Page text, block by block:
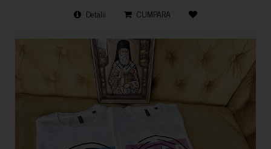
Detalii CUMPARA